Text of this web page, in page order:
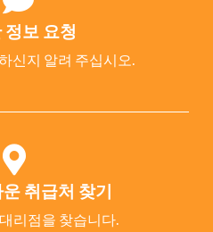
정보 요청
신지 알려 주십시오.
취급처 찾기
리점을 찾습니다.